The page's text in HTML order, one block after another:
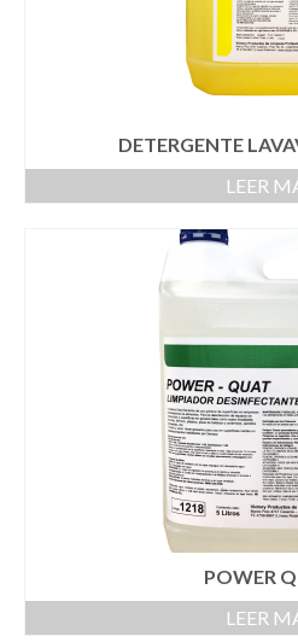
DETERGENTE
LEER
POWER
LEER